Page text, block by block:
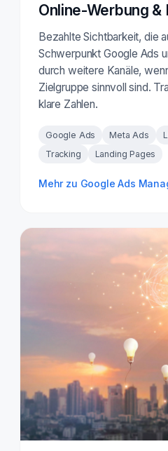
Online-Werbung
Bezahlte Sichtbarkeit, die
Schwerpunkt Google Ads
durch weitere Kanäle,
Zielgruppe sinnvoll sind.
klare Zahlen.
Google Ads Meta Ads
Tracking
Landing Pages
Mehr zu Google Ads